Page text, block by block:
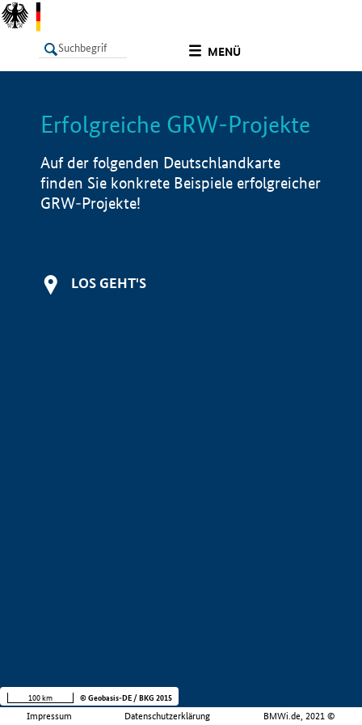
MENÜ
LISTE Info
Erfolgreiche GRW-Projekte
Auf der folgenden Deutschlandkarte
finden Sie konkrete Beispiele erfolgreicher
GRW-Projekte!
LOS GEHT'S
Impressum Datenschutzerklärung BMWi.de, 2021 ©
100 km © Geobasis-DE / BKG 2015